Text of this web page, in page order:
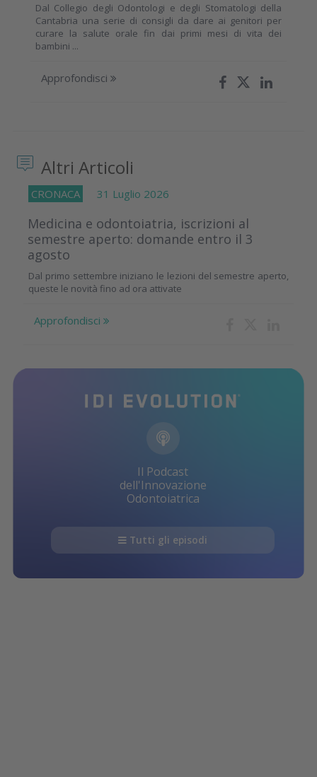
Dal Collegio degli Odontologi e degli Stomatologi della
Cantabria una serie di consigli da dare ai genitori per
curare la salute orale fin dai primi mesi di vita dei
bambini ...
Approfondisci
Altri Articoli
CRONACA 31 Luglio 2026
Medicina e odontoiatria, iscrizioni al
semestre aperto: domande entro il 3
agosto
Dal primo settembre iniziano le lezioni del semestre aperto,
queste le novità fino ad ora attivate
Approfondisci
Il Podcast
dell'Innovazione
Odontoiatrica
Tutti gli episodi